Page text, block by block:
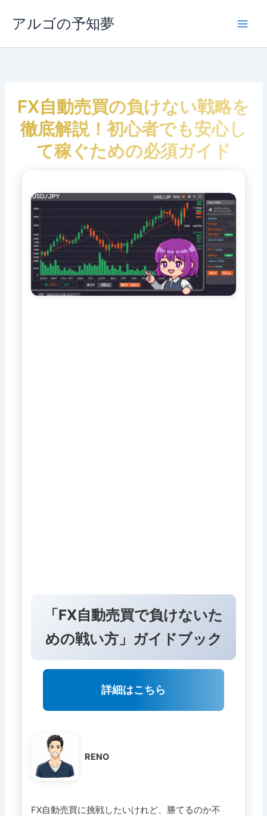
ス
アルゴの予知夢
FX自動売買の負けない戦略を
徹底解説！初心者でも安心し
て稼ぐための必須ガイド
「FX自動売買で負けないた
めの戦い方」ガイドブック
詳細はこちら
RENO
FX自動売買に挑戦したいけれど、勝てるのか不